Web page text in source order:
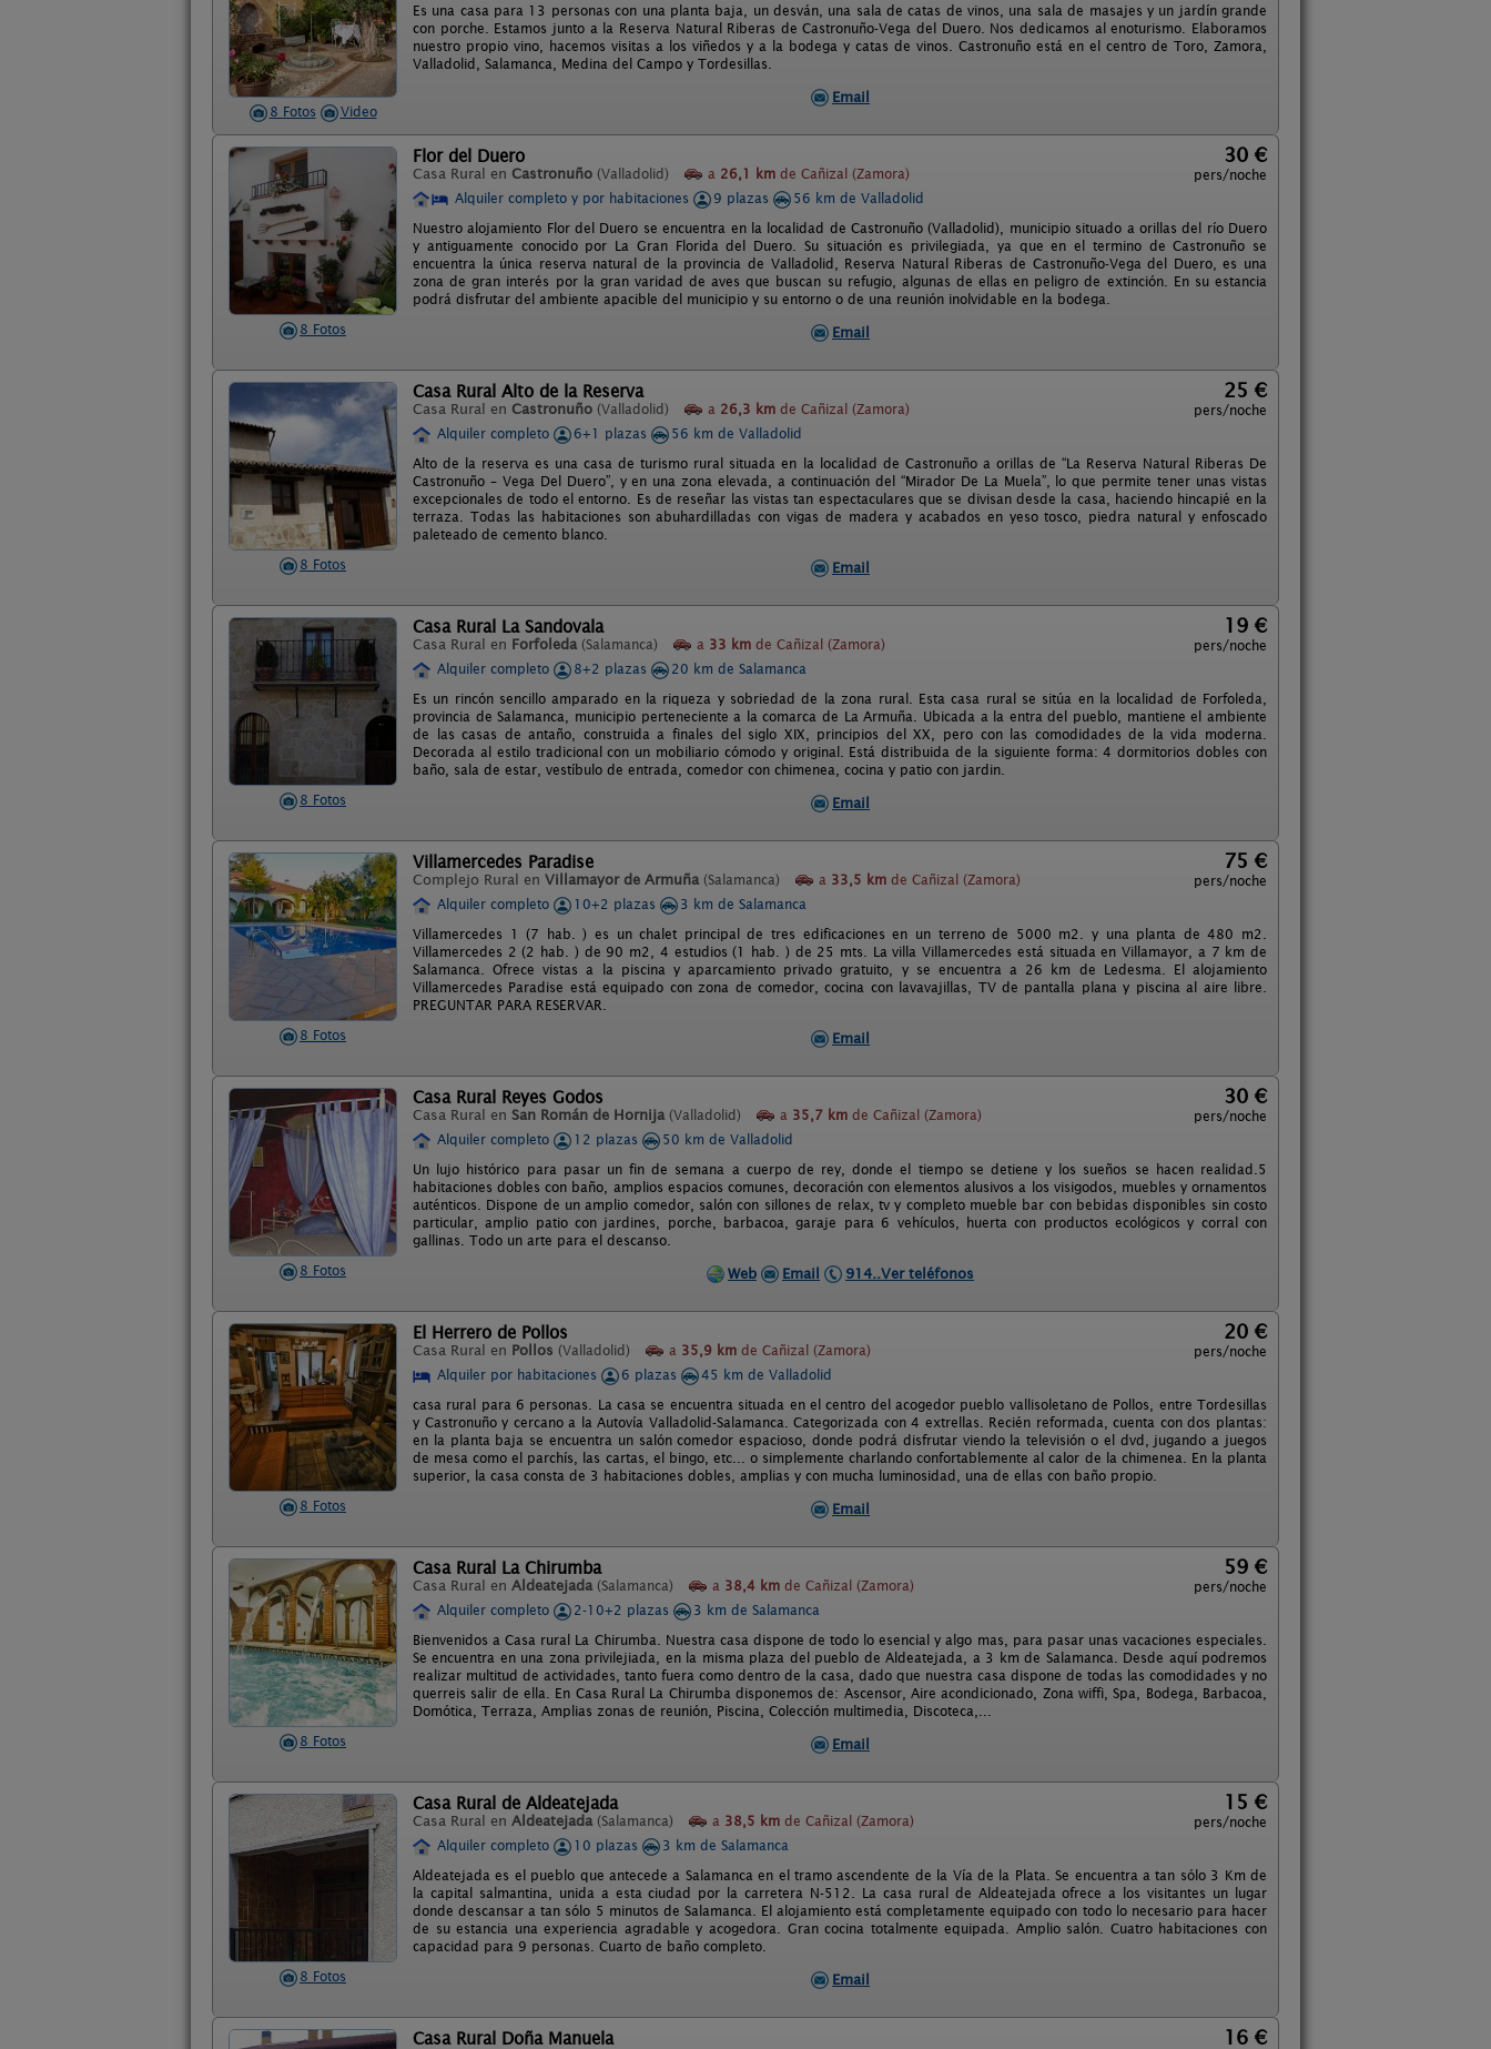
8 Fotos Video
Es una casa para 13 personas con una planta baja, un desván, una sala de catas de vinos, una sala de masajes y un jardín grande
con porche. Estamos junto a la Reserva Natural Riberas de Castronuño-Vega del Duero. Nos dedicamos al enoturismo. Elaboramos
nuestro propio vino, hacemos visitas a los viñedos y a la bodega y catas de vinos. Castronuño está en el centro de Toro, Zamora,
Valladolid, Salamanca, Medina del Campo y Tordesillas.
Email
8 Fotos
Flor del Duero
Casa Rural en Castronuño (Valladolid) a 26,1 km de Cañizal (Zamora)
30 €
pers/noche
Alquiler completo y por habitaciones
9 plazas
56 km de Valladolid
Nuestro alojamiento Flor del Duero se encuentra en la localidad de Castronuño (Valladolid), municipio situado a orillas del río Duero
y antiguamente conocido por La Gran Florida del Duero. Su situación es privilegiada, ya que en el termino de Castronuño se
encuentra la única reserva natural de la provincia de Valladolid, Reserva Natural Riberas de Castronuño-Vega del Duero, es una
zona de gran interés por la gran varidad de aves que buscan su refugio, algunas de ellas en peligro de extinción. En su estancia
podrá disfrutar del ambiente apacible del municipio y su entorno o de una reunión inolvidable en la bodega.
Email
8 Fotos
Casa Rural Alto de la Reserva
Casa Rural en Castronuño (Valladolid) a 26,3 km de Cañizal (Zamora)
25 €
pers/noche
Alquiler completo
6+1 plazas
56 km de Valladolid
Alto de la reserva es una casa de turismo rural situada en la localidad de Castronuño a orillas de “La Reserva Natural Riberas De
Castronuño – Vega Del Duero”, y en una zona elevada, a continuación del “Mirador De La Muela”, lo que permite tener unas vistas
excepcionales de todo el entorno. Es de reseñar las vistas tan espectaculares que se divisan desde la casa, haciendo hincapié en la
terraza. Todas las habitaciones son abuhardilladas con vigas de madera y acabados en yeso tosco, piedra natural y enfoscado
paleteado de cemento blanco.
Email
8 Fotos
Casa Rural La Sandovala
Casa Rural en Forfoleda (Salamanca) a 33 km de Cañizal (Zamora)
19 €
pers/noche
Alquiler completo
8+2 plazas
20 km de Salamanca
Es un rincón sencillo amparado en la riqueza y sobriedad de la zona rural. Esta casa rural se sitúa en la localidad de Forfoleda,
provincia de Salamanca, municipio perteneciente a la comarca de La Armuña. Ubicada a la entra del pueblo, mantiene el ambiente
de las casas de antaño, construida a finales del siglo XIX, principios del XX, pero con las comodidades de la vida moderna.
Decorada al estilo tradicional con un mobiliario cómodo y original. Está distribuida de la siguiente forma: 4 dormitorios dobles con
baño, sala de estar, vestíbulo de entrada, comedor con chimenea, cocina y patio con jardin.
Email
8 Fotos
Villamercedes Paradise
Complejo Rural en Villamayor de Armuña (Salamanca) a 33,5 km de Cañizal (Zamora)
75 €
pers/noche
Alquiler completo
10+2 plazas
3 km de Salamanca
Villamercedes 1 (7 hab. ) es un chalet principal de tres edificaciones en un terreno de 5000 m2. y una planta de 480 m2.
Villamercedes 2 (2 hab. ) de 90 m2, 4 estudios (1 hab. ) de 25 mts. La villa Villamercedes está situada en Villamayor, a 7 km de
Salamanca. Ofrece vistas a la piscina y aparcamiento privado gratuito, y se encuentra a 26 km de Ledesma. El alojamiento
Villamercedes Paradise está equipado con zona de comedor, cocina con lavavajillas, TV de pantalla plana y piscina al aire libre.
PREGUNTAR PARA RESERVAR.
Email
8 Fotos
Casa Rural Reyes Godos
Casa Rural en San Román de Hornija (Valladolid) a 35,7 km de Cañizal (Zamora)
30 €
pers/noche
Alquiler completo
12 plazas
50 km de Valladolid
Un lujo histórico para pasar un fin de semana a cuerpo de rey, donde el tiempo se detiene y los sueños se hacen realidad.5
habitaciones dobles con baño, amplios espacios comunes, decoración con elementos alusivos a los visigodos, muebles y ornamentos
auténticos. Dispone de un amplio comedor, salón con sillones de relax, tv y completo mueble bar con bebidas disponibles sin costo
particular, amplio patio con jardines, porche, barbacoa, garaje para 6 vehículos, huerta con productos ecológicos y corral con
gallinas. Todo un arte para el descanso.
Web
Email 914..Ver teléfonos
8 Fotos
El Herrero de Pollos
Casa Rural en Pollos (Valladolid) a 35,9 km de Cañizal (Zamora)
20 €
pers/noche
Alquiler por habitaciones
6 plazas
45 km de Valladolid
casa rural para 6 personas. La casa se encuentra situada en el centro del acogedor pueblo vallisoletano de Pollos, entre Tordesillas
y Castronuño y cercano a la Autovía Valladolid-Salamanca. Categorizada con 4 extrellas. Recién reformada, cuenta con dos plantas:
en la planta baja se encuentra un salón comedor espacioso, donde podrá disfrutar viendo la televisión o el dvd, jugando a juegos
de mesa como el parchís, las cartas, el bingo, etc... o simplemente charlando confortablemente al calor de la chimenea. En la planta
superior, la casa consta de 3 habitaciones dobles, amplias y con mucha luminosidad, una de ellas con baño propio.
Email
8 Fotos
Casa Rural La Chirumba
Casa Rural en Aldeatejada (Salamanca) a 38,4 km de Cañizal (Zamora)
59 €
pers/noche
Alquiler completo
2-10+2 plazas
3 km de Salamanca
Bienvenidos a Casa rural La Chirumba. Nuestra casa dispone de todo lo esencial y algo mas, para pasar unas vacaciones especiales.
Se encuentra en una zona privilejiada, en la misma plaza del pueblo de Aldeatejada, a 3 km de Salamanca. Desde aquí podremos
realizar multitud de actividades, tanto fuera como dentro de la casa, dado que nuestra casa dispone de todas las comodidades y no
querreis salir de ella. En Casa Rural La Chirumba disponemos de: Ascensor, Aire acondicionado, Zona wiffi, Spa, Bodega, Barbacoa,
Domótica, Terraza, Amplias zonas de reunión, Piscina, Colección multimedia, Discoteca,...
Email
8 Fotos
Casa Rural de Aldeatejada
Casa Rural en Aldeatejada (Salamanca) a 38,5 km de Cañizal (Zamora)
15 €
pers/noche
Alquiler completo
10 plazas
3 km de Salamanca
Aldeatejada es el pueblo que antecede a Salamanca en el tramo ascendente de la Vía de la Plata. Se encuentra a tan sólo 3 Km de
la capital salmantina, unida a esta ciudad por la carretera N-512. La casa rural de Aldeatejada ofrece a los visitantes un lugar
donde descansar a tan sólo 5 minutos de Salamanca. El alojamiento está completamente equipado con todo lo necesario para hacer
de su estancia una experiencia agradable y acogedora. Gran cocina totalmente equipada. Amplio salón. Cuatro habitaciones con
capacidad para 9 personas. Cuarto de baño completo.
Email
Casa Rural Doña Manuela 16 €